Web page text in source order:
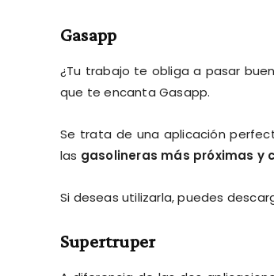
Gasapp
¿Tu trabajo te obliga a pasar
que te encanta Gasapp.
Se trata de una aplicación
las gasolineras más próximas y
Si deseas utilizarla, puedes
Supertruper